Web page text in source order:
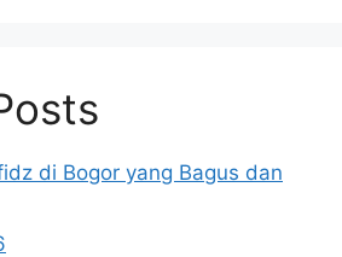
di Bogor yang Bagus dan